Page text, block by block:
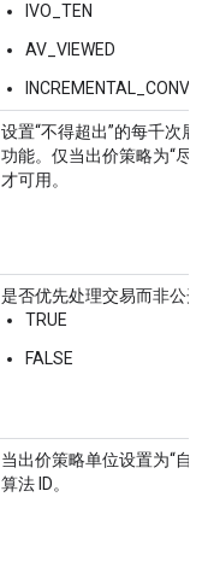
IVO_TEN
AV_VIEWED
设置“不得超出”的每千次展
功能。仅当出价策略为“尽
才可用。
是否优先处理交易而非公
TRUE
FALSE
当出价策略单位设置为“自
算法 ID。